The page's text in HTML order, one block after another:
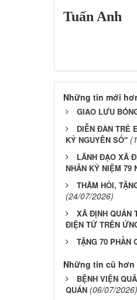
Tuấn Anh
Những tin mới
GIAO LƯU
DIỄN ĐÀN TRẺ
KỶ NGUYÊN SỐ"
LÃNH ĐẠO XÃ
NHÂN KỶ NIỆM 79
THĂM HỎI,
(24/07/2026)
XÃ ĐỊNH QUÁN
ĐIỆN TỬ TRÊN
TẶNG 70 PHẦN
Những tin cũ hơn
BỆNH VIỆN
QUÁN (06/07/2026)